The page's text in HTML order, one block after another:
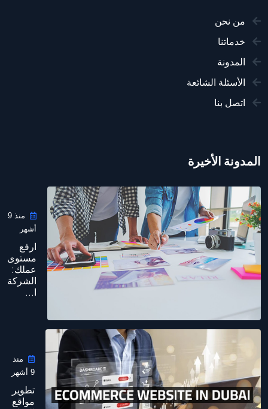
من نحن
خدماتنا
المدونة
الأسئلة الشائعة
اتصل بنا
المدونة الأخيرة
منذ 9
أشهر
ارفع
مستوى
عملك:
الشركة
ا...
منذ
9 أشهر
تطوير
مواقع